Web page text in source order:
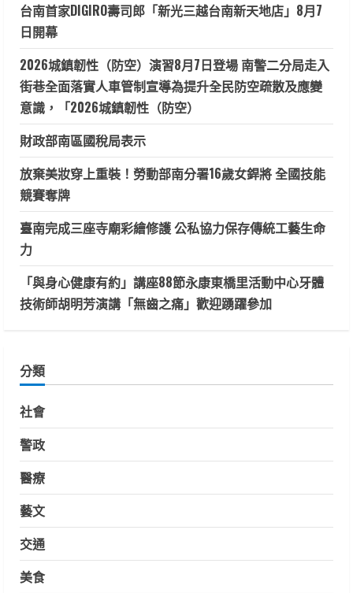
台南首家DIGIRO壽司郎「新光三越台南新天地店」8月7
日開幕
2026城鎮韌性（防空）演習8月7日登場 南警二分局走入
街巷全面落實人車管制宣導為提升全民防空疏散及應變
意識，「2026城鎮韌性（防空）
財政部南區國稅局表示
放棄美妝穿上重裝！勞動部南分署16歲女銲將 全國技能
競賽奪牌
臺南完成三座寺廟彩繪修護 公私協力保存傳統工藝生命
力
「與身心健康有約」講座88節永康東橋里活動中心牙體
技術師胡明芳演講「無齒之痛」歡迎踴躍參加
分類
社會
警政
醫療
藝文
交通
美食